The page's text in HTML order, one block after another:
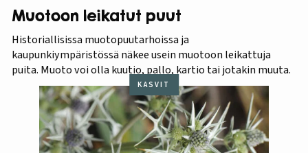
Muotoon leikatut puut
Historiallisissa muotopuutarhoissa ja
kaupunkiympäristössä näkee usein muotoon leikattuja
puita. Muoto voi olla kuutio, pallo, kartio tai jotakin muuta.
KASVIT